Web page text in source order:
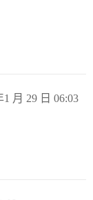
1 月 29 日 06:03